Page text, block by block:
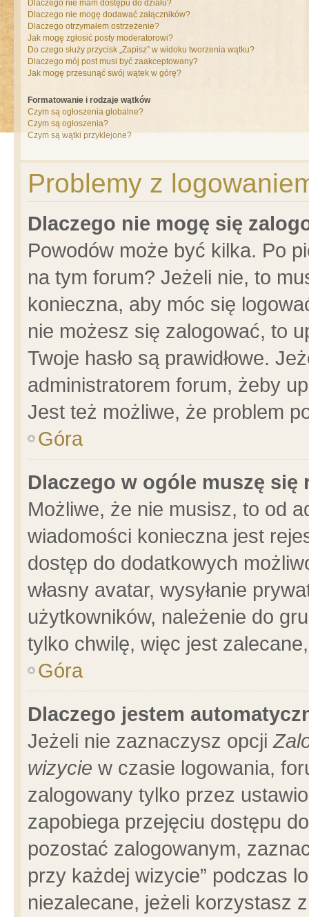
Dlaczego nie mam dostępu do działu?
Dlaczego nie mogę dodawać załączników?
Dlaczego otrzymałem ostrzeżenie?
Jak mogę zgłosić posty moderatorowi?
Do czego służy przycisk „Zapisz” w widoku tworzenia wątku?
Dlaczego mój post musi być zaakceptowany?
Jak mogę przesunąć swój wątek w górę?
Formatowanie i rodzaje wątków
Czym są ogłoszenia globalne?
Czym są ogłoszenia?
Czym są wątki przyklejone?
Problemy z
Dlaczego nie mogę się
Powodów może być kilka. Po
na tym forum? Jeżeli nie, to
konieczna, aby móc się
nie możesz się zalogować, to
Twoje hasło są prawidłowe.
administratorem forum, żeby
Jest też możliwe, że problem
Góra
Dlaczego w ogóle muszę się
Możliwe, że nie musisz, to od
wiadomości konieczna jest
dostęp do dodatkowych
własny avatar, wysyłanie
użytkowników, należenie do
tylko chwilę, więc jest
Góra
Dlaczego jestem
Jeżeli nie zaznaczysz opcji
wizycie w czasie logowania,
zalogowany tylko przez
zapobiega przejęciu dostępu
pozostać zalogowanym,
przy każdej wizycie” podczas
niezalecane, jeżeli korzystasz